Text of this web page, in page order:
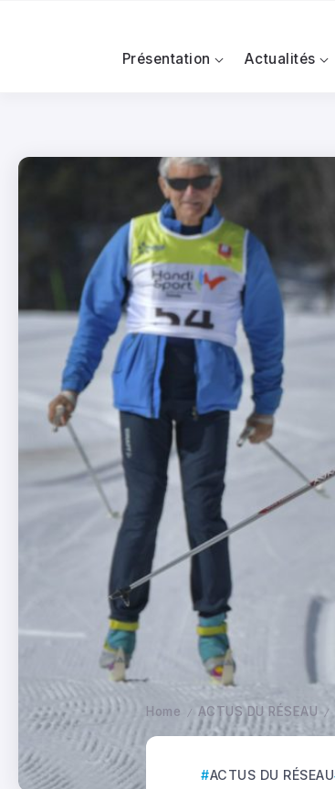
Présentation Actualités
Home / ACTUS DU RÉSEAU /
ACTUS DU RÉSEAU